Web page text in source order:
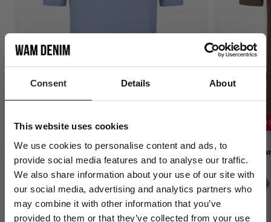
Consent Details About
This website uses cookies
We use cookies to personalise content and ads, to
provide social media features and to analyse our traffic.
We also share information about your use of our site with
our social media, advertising and analytics partners who
may combine it with other information that you’ve
provided to them or that they’ve collected from your use
2 = € 44,99 | 3 = € 60,00
Normale
prijs
€24,99
2 = €
De Ameer
Normale
prijs
€24,99
Sign Up to Our
Newsletter